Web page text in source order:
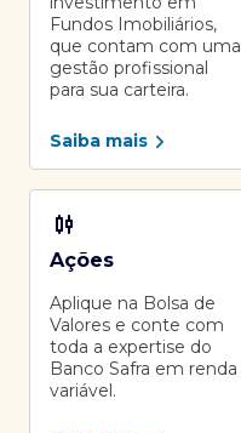
Fundos Imobiliários,
que contam com uma
gestão profissional
para sua carteira.
Saiba mais
Ações
Aplique na Bolsa de
Valores e conte com
toda a expertise do
Banco Safra em renda
variável.